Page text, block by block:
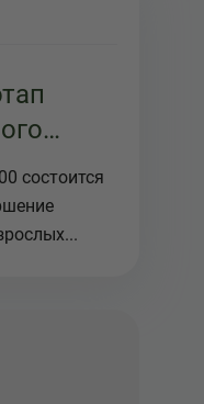
состоится